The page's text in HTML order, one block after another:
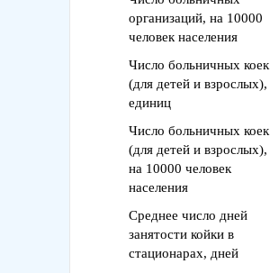
организаций, на 10000
человек населения
Число больничных коек
(для детей и взрослых),
единиц
Число больничных коек
(для детей и взрослых),
на 10000 человек
населения
Среднее число дней
занятости койки в
стационарах, дней